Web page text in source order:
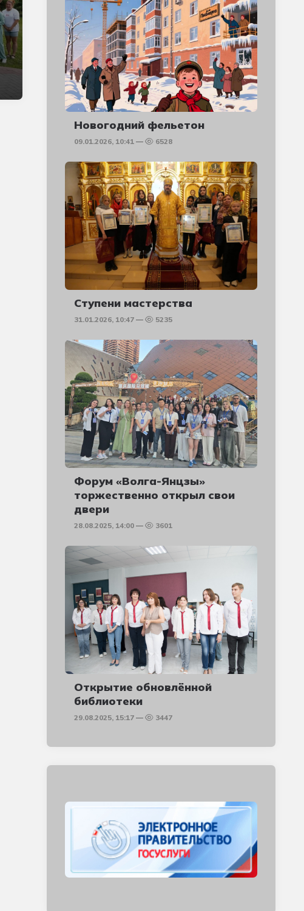
Новогодний фельетон
09.01.2026, 10:41 6528
Ступени мастерства
31.01.2026, 10:47 5235
Форум «Волга-Янцзы»
торжественно открыл свои
двери
28.08.2025, 14:00 3601
Открытие обновлённой
библиотеки
29.08.2025, 15:17 3447